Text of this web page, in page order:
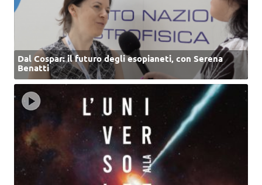
Dal Cospar: il futuro degli esopianeti, con Serena
Benatti